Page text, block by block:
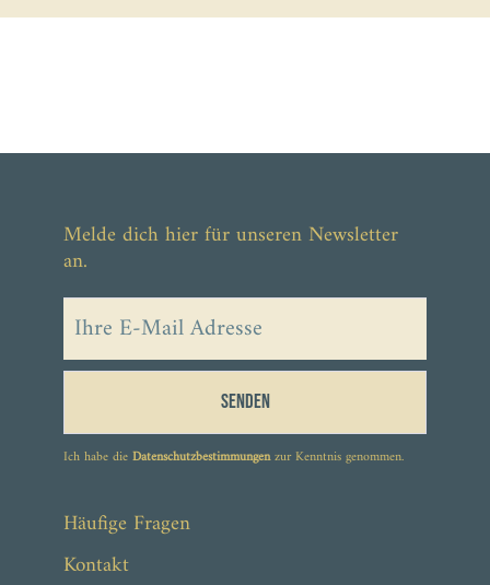
Melde dich hier für unseren Newsletter
an.
Senden
Ich habe dieDatenschutzbestimmungenzur Kenntnis genommen.
Häufige Fragen
Kontakt